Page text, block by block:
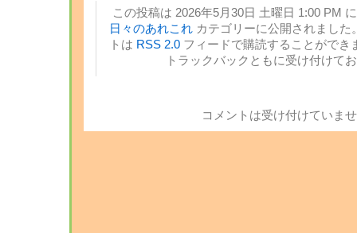
この投稿は 2026年5月30日 土曜日 1:00 PM
日々のあれこれカテゴリーに公開されました
トは RSS 2.0 フィードで購読することができ
トラックバックともに受け付けて
コメントは受け付けていま